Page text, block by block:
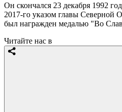
Он скончался 23 декабря 1992
2017-го указом главы Северной
был награжден медалью "Во
Читайте нас в